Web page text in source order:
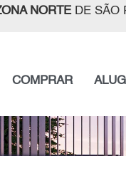
NORTEDE SÃO
COMPRAR